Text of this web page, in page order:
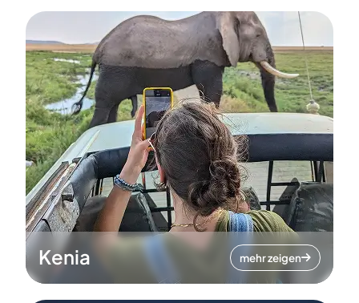
Kenia mehr zeigen